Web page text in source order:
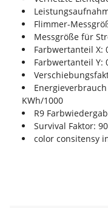
Flimmer-
Messgröße für
Farbwertanteil X:
Farbwertanteil Y:
KWh/1000
R9
Survival Faktor:
color consitensy